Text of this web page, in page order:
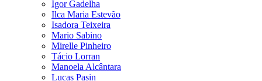
Igor Gadelha
Ilca Maria Estevão
Isadora Teixeira
Mario Sabino
Mirelle Pinheiro
Tácio Lorran
Manoela Alcântara
Lucas Pasin